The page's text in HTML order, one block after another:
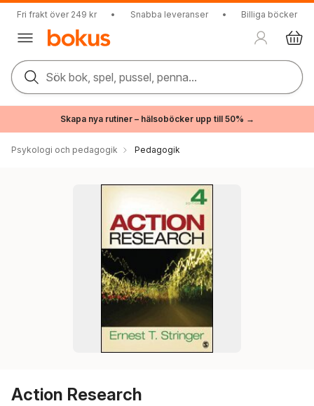
Fri frakt över 249 kr • Snabba leveranser • Billiga böcker
Sök bok, spel, pussel, penna...
Skapa nya rutiner – hälsoböcker upp till 50% →
Psykologi och pedagogik Pedagogik
Action Research